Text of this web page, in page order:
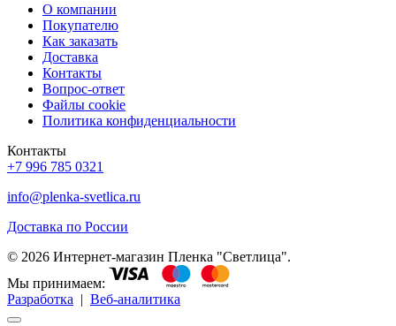
О компании
Покупателю
Как заказать
Доставка
Контакты
Вопрос-ответ
Файлы cookie
Политика конфиденциальности
Контакты
+7 996 785 0321
info@plenka-svetlica.ru
Доставка по России
© 2026 Интернет-магазин Пленка "Светлица".
Мы принимаем:
Разработка | Веб-аналитика